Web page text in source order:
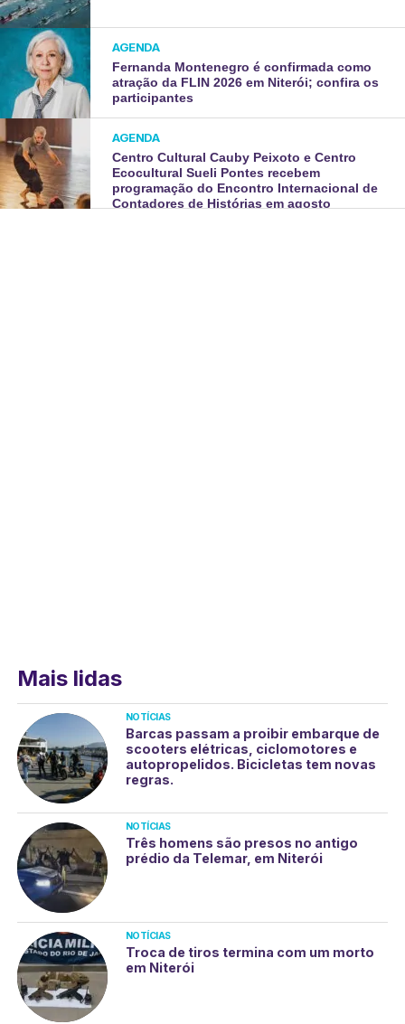
AGENDA
Fernanda Montenegro é confirmada como
atração da FLIN 2026 em Niterói; confira os
participantes
AGENDA
Centro Cultural Cauby Peixoto e Centro
Ecocultural Sueli Pontes recebem
programação do Encontro Internacional de
Contadores de Histórias em agosto
Mais lidas
NOTÍCIAS
Barcas passam a proibir embarque de
scooters elétricas, ciclomotores e
autopropelidos. Bicicletas tem novas
regras.
NOTÍCIAS
Três homens são presos no antigo
prédio da Telemar, em Niterói
NOTÍCIAS
Troca de tiros termina com um morto
em Niterói